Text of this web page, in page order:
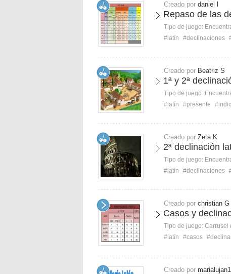
Creado por daniel l
Repaso de las
Tipo de juego:
#latín
#declinaciones
Creado por Beatriz S
1ª y 2ª
Tipo de juego:
#latín
#presente
Creado por Zeta K
2ª declinación
Tipo de juego:
#latín
#declinaciones
Creado por christian G
Casos y
Tipo de juego: Carrusel
#latín
#casos
Creado por marialujan1